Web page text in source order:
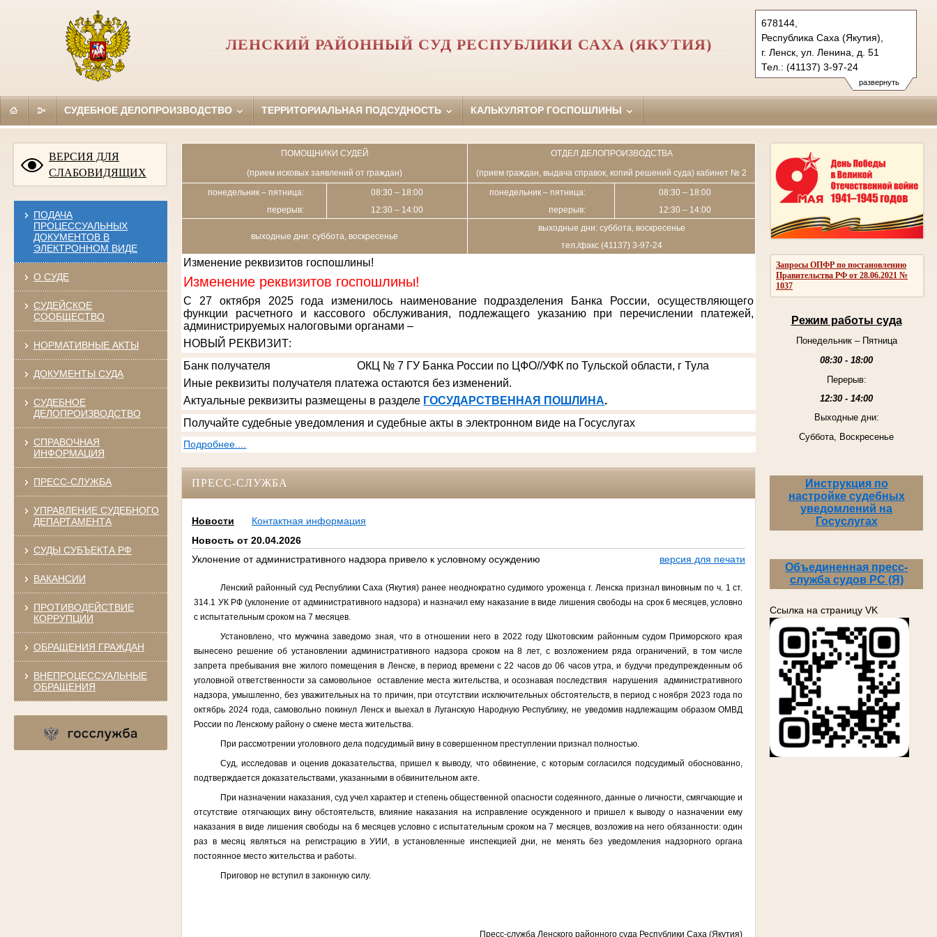
развернуть
678144,
Республика Саха (Якутия),
г. Ленск, ул. Ленина, д. 51
Тел.: (41137) 3-97-24
lensk.jak@sudrf.ru
ЛЕНСКИЙ РАЙОННЫЙ СУД РЕСПУБЛИКИ САХА (ЯКУТИЯ)
СУДЕБНОЕ ДЕЛОПРОИЗВОДСТВО ТЕРРИТОРИАЛЬНАЯ ПОДСУДНОСТЬ КАЛЬКУЛЯТОР ГОСПОШЛИНЫ
ВЕРСИЯ ДЛЯ
СЛАБОВИДЯЩИХ
ПОДАЧА
ПРОЦЕССУАЛЬНЫХ
ДОКУМЕНТОВ В
ЭЛЕКТРОННОМ ВИДЕ
О СУДЕ
СУДЕЙСКОЕ
СООБЩЕСТВО
НОРМАТИВНЫЕ АКТЫ
ДОКУМЕНТЫ СУДА
СУДЕБНОЕ
ДЕЛОПРОИЗВОДСТВО
СПРАВОЧНАЯ
ИНФОРМАЦИЯ
ПРЕСС-СЛУЖБА
УПРАВЛЕНИЕ СУДЕБНОГО
ДЕПАРТАМЕНТА
СУДЫ СУБЪЕКТА РФ
ВАКАНСИИ
ПРОТИВОДЕЙСТВИЕ
КОРРУПЦИИ
ОБРАЩЕНИЯ ГРАЖДАН
ВНЕПРОЦЕССУАЛЬНЫЕ
ОБРАЩЕНИЯ
Запросы ОПФР по постановлению
Правительства РФ от 28.06.2021 №
1037
Режим работы суда
Понедельник – Пятница
08:30 - 18:00
Перерыв:
12:30 - 14:00
Выходные дни:
Суббота, Воскресенье
Инструкция по
настройке судебных
уведомлений на
Госуслугах
Объединенная пресс-
служба судов РС (Я)
Ссылка на страницу VK
ПОМОЩНИКИ СУДЕЙ
(прием исковых заявлений от граждан)
ОТДЕЛ ДЕЛОПРОИЗВОДСТВА
(прием граждан, выдача справок, копий решений суда) кабинет № 2
понедельник – пятница:
перерыв:
08:30 – 18:00
12:30 – 14:00
понедельник – пятница:
перерыв:
08:30 – 18:00
12:30 – 14:00
выходные дни: суббота, воскресенье
выходные дни: суббота, воскресенье
тел./факс (41137) 3-97-24
Изменение реквизитов госпошлины!
Изменение реквизитов госпошлины!
С 27 октября 2025 года изменилось наименование подразделения Банка России, осуществляющего
функции расчетного и кассового обслуживания, подлежащего указанию при перечислении платежей,
администрируемых налоговыми органами –
НОВЫЙ РЕКВИЗИТ:
Банк получателя
ОКЦ № 7 ГУ Банка России по ЦФО//УФК по Тульской области, г Тула
Иные реквизиты получателя платежа остаются без изменений.
Актуальные реквизиты размещены в разделе ГОСУДАРСТВЕННАЯ ПОШЛИНА.
Получайте судебные уведомления и судебные акты в электронном виде на Госуслугах
Подробнее....
ПРЕСС-СЛУЖБА
Новости
Контактная информация
Новость от 20.04.2026
Уклонение от административного надзора привело к условному осуждению
версия для печати
Ленский районный суд Республики Саха (Якутия) ранее неоднократно судимого уроженца г. Ленска признал виновным по ч. 1 ст.
314.1 УК РФ (уклонение от административного надзора) и назначил ему наказание в виде лишения свободы на срок 6 месяцев, условно
с испытательным сроком на 7 месяцев.
Установлено, что мужчина заведомо зная, что в отношении него в 2022 году Шкотовским районным судом Приморского края
вынесено решение об установлении административного надзора сроком на 8 лет, с возложением ряда ограничений, в том числе
запрета пребывания вне жилого помещения в Ленске, в период времени с 22 часов до 06 часов утра, и будучи предупрежденным об
уголовной ответственности за самовольное оставление места жительства, и осознавая последствия нарушения административного
надзора, умышленно, без уважительных на то причин, при отсутствии исключительных обстоятельств, в период с ноября 2023 года по
октябрь 2024 года, самовольно покинул Ленск и выехал в Луганскую Народную Республику, не уведомив надлежащим образом ОМВД
России по Ленскому району о смене места жительства.
При рассмотрении уголовного дела подсудимыйвину в совершенном преступлении признал полностью.
Суд, исследовав и оценив доказательства, пришел к выводу, что обвинение, с которым согласился подсудимый обоснованно,
подтверждается доказательствами, указанными в обвинительном акте.
При назначении наказания, суд учел характер и степень общественной опасности содеянного, данные о личности, смягчающие и
отсутствие отягчающих вину обстоятельств, влияние наказания на исправление осужденного и пришел к выводу о назначении ему
наказания в виде лишения свободы на 6 месяцев условно с испытательным сроком на 7 месяцев, возложив на него обязанности: один
раз в месяц являться на регистрацию в УИИ, в установленные инспекцией дни, не менять без уведомления надзорного органа
постоянное место жительства и работы.
Приговор не вступил в законную силу.
Пресс-служба Ленского районного суда Республики Саха (Якутия)